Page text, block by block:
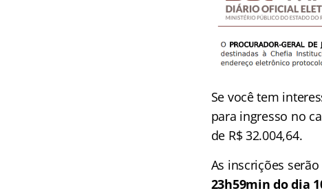
Se você tem
para ingresso no
de R$ 32.004,64.
As inscrições
23h59min do dia